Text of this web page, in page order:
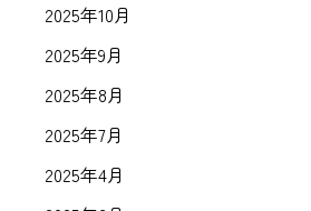
2025年10月
2025年9月
2025年8月
2025年7月
2025年4月